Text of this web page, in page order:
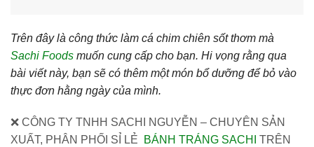
Trên đây là công thức làm cá chim chiên sốt thơm mà
Sachi Foods muốn cung cấp cho bạn. Hi vọng rằng qua
bài viết này, bạn sẽ có thêm một món bổ dưỡng để bỏ vào
thực đơn hằng ngày của mình.
❌ CÔNG TY TNHH SACHI NGUYỄN – CHUYÊN SẢN
XUẤT, PHÂN PHỐI SỈ LẺ
BÁNH TRÁNG SACHI
TRÊN